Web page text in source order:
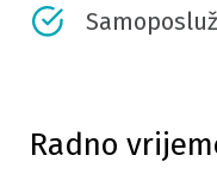
Radno